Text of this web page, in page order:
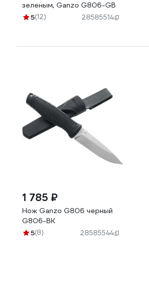
зеленым, Ganzo G806-GB
5(12) 28585514
1 785 ₽
Нож Ganzo G806 черный
G806-BK
5(8) 28585544